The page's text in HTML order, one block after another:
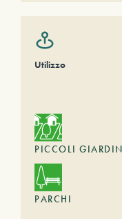
Utilizzo
PICCOLI
PARCHI